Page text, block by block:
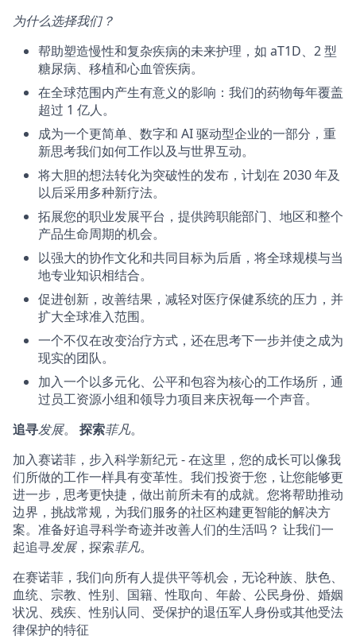
为什么选择我们？
帮助塑造慢性和复杂疾病的未来护理，如 aT1D、2 型
糖尿病、移植和心血管疾病。
在全球范围内产生有意义的影响：我们的药物每年覆盖
超过 1 亿人。
成为一个更简单、数字和 AI 驱动型企业的一部分，重
新思考我们如何工作以及与世界互动。
将大胆的想法转化为突破性的发布，计划在 2030 年及
以后采用多种新疗法。
拓展您的职业发展平台，提供跨职能部门、地区和整个
产品生命周期的机会。
以强大的协作文化和共同目标为后盾，将全球规模与当
地专业知识相结合。
促进创新，改善结果，减轻对医疗保健系统的压力，并
扩大全球准入范围。
一个不仅在改变治疗方式，还在思考下一步并使之成为
现实的团队。
加入一个以多元化、公平和包容为核心的工作场所，通
过员工资源小组和领导力项目来庆祝每一个声音。
追寻发展。 探索菲凡。
加入赛诺菲，步入科学新纪元 - 在这里，您的成长可以像我
们所做的工作一样具有变革性。我们投资于您，让您能够更
进一步，思考更快捷，做出前所未有的成就。您将帮助推动
边界，挑战常规，为我们服务的社区构建更智能的解决方
案。准备好追寻科学奇迹并改善人们的生活吗？ 让我们一
起追寻发展，探索菲凡。
在赛诺菲，我们向所有人提供平等机会，无论种族、肤色、
血统、宗教、性别、国籍、性取向、年龄、公民身份、婚姻
状况、残疾、性别认同、受保护的退伍军人身份或其他受法
律保护的特征